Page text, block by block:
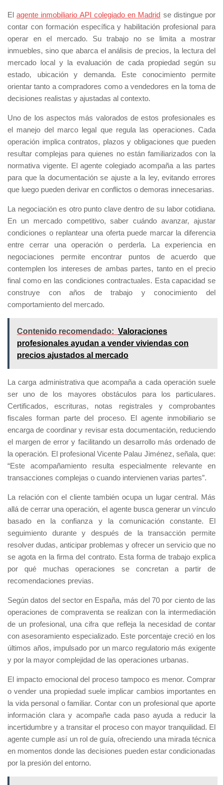
Elagente inmobiliario API colegiado en Madrid se distingue por
contar con formación específica y habilitación profesional para
operar en el mercado. Su trabajo no se limita a mostrar
inmuebles, sino que abarca el análisis de precios, la lectura del
mercado local y la evaluación de cada propiedad según su
estado, ubicación y demanda. Este conocimiento permite
orientar tanto a compradores como a vendedores en la toma de
decisiones realistas y ajustadas al contexto.
Uno de los aspectos más valorados de estos profesionales es
el manejo del marco legal que regula las operaciones. Cada
operación implica contratos, plazos y obligaciones que pueden
resultar complejas para quienes no están familiarizados con la
normativa vigente. El agente colegiado acompaña a las partes
para que la documentación se ajuste a la ley, evitando errores
que luego pueden derivar en conflictos o demoras innecesarias.
La negociación es otro punto clave dentro de su labor cotidiana.
En un mercado competitivo, saber cuándo avanzar, ajustar
condiciones o replantear una oferta puede marcar la diferencia
entre cerrar una operación o perderla. La experiencia en
negociaciones permite encontrar puntos de acuerdo que
contemplen los intereses de ambas partes, tanto en el precio
final como en las condiciones contractuales. Esta capacidad se
construye con años de trabajo y conocimiento del
comportamiento del mercado.
Contenido recomendado: Valoraciones
profesionales ayudan a vender viviendas con
precios ajustados al mercado
La carga administrativa que acompaña a cada operación suele
ser uno de los mayores obstáculos para los particulares.
Certificados, escrituras, notas registrales y comprobantes
fiscales forman parte del proceso. El agente inmobiliario se
encarga de coordinar y revisar esta documentación, reduciendo
el margen de error y facilitando un desarrollo más ordenado de
la operación. El profesional Vicente Palau Jiménez, señala, que:
“Este acompañamiento resulta especialmente relevante en
transacciones complejas o cuando intervienen varias partes”.
La relación con el cliente también ocupa un lugar central. Más
allá de cerrar una operación, el agente busca generar un vínculo
basado en la confianza y la comunicación constante. El
seguimiento durante y después de la transacción permite
resolver dudas, anticipar problemas y ofrecer un servicio que no
se agota en la firma del contrato. Esta forma de trabajo explica
por qué muchas operaciones se concretan a partir de
recomendaciones previas.
Según datos del sector en España, más del 70 por ciento de las
operaciones de compraventa se realizan con la intermediación
de un profesional, una cifra que refleja la necesidad de contar
con asesoramiento especializado. Este porcentaje creció en los
últimos años, impulsado por un marco regulatorio más exigente
y por la mayor complejidad de las operaciones urbanas.
El impacto emocional del proceso tampoco es menor. Comprar
o vender una propiedad suele implicar cambios importantes en
la vida personal o familiar. Contar con un profesional que aporte
información clara y acompañe cada paso ayuda a reducir la
incertidumbre y a transitar el proceso con mayor tranquilidad. El
agente cumple así un rol de guía, ofreciendo una mirada técnica
en momentos donde las decisiones pueden estar condicionadas
por la presión del entorno.